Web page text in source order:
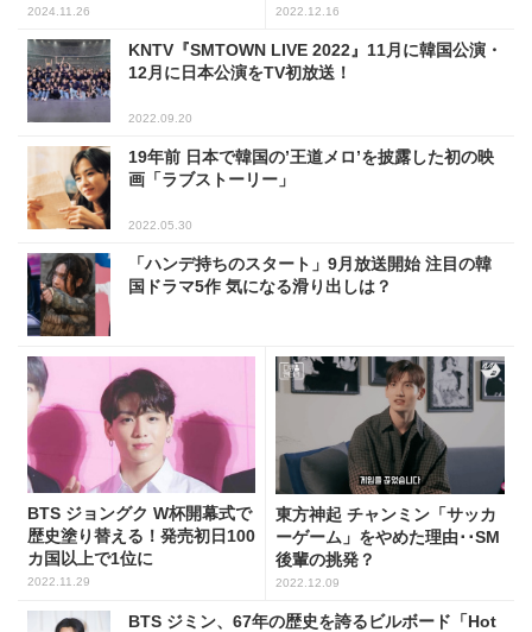
2024.11.26 2022.12.16
KNTV『SMTOWN LIVE 2022』11月に韓国公演・
12月に日本公演をTV初放送！
2022.09.20
19年前 日本で韓国の’王道メロ’を披露した初の映
画「ラブストーリー」
2022.05.30
「ハンデ持ちのスタート」9月放送開始 注目の韓
国ドラマ5作 気になる滑り出しは？
BTS ジョングク W杯開幕式で
歴史塗り替える！発売初日100
カ国以上で1位に
2022.11.29
東方神起 チャンミン「サッカ
ーゲーム」をやめた理由･･SM
後輩の挑発？
2022.12.09
BTS ジミン、67年の歴史を誇るビルボード「Hot